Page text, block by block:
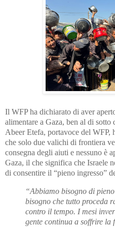
Il WFP ha dichiarato di aver
alimentare a Gaza, ben al di
Abeer Etefa, portavoce del WFP,
che solo due valichi di frontiera
consegna degli aiuti e nessuno è
Gaza, il che significa che Israele
di consentire il “pieno ingresso”
“Abbiamo bisogno di
bisogno che tutto proceda
contro il tempo. I mesi
gente continua a soffrire la